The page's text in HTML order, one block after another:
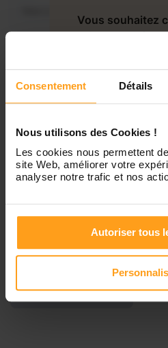
Consentement Détails
Nous utilisons des Cookies !
Les cookies nous permettent
site Web, améliorer votre
analyser notre trafic et nos
Autoriser tous
Samedi
Dimanche
Vous souhaitez
disponibilités
Services proposés
Garde d’enfants